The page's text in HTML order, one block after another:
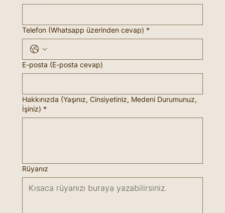
Telefon (Whatsapp üzerinden cevap) *
E-posta (E-posta cevap)
Hakkınızda (Yaşınız, Cinsiyetiniz, Medeni Durumunuz,
İşiniz) *
Rüyanız